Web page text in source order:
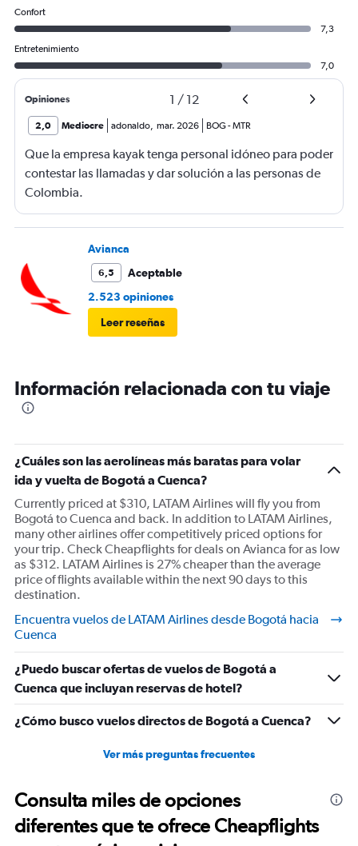
Confort
7,3
Entretenimiento
7,0
Opiniones 1 / 12
2,0 Mediocre adonaldo, mar. 2026 BOG-MTR
Que la empresa kayak tenga personal idóneo para poder
contestar las llamadas y dar solución a las personas de
Colombia.
Avianca
6,5
Aceptable
2.523 opiniones
Leer reseñas
Información relacionada con tu viaje
¿Cuáles son las aerolíneas más baratas para volar
ida y vuelta de Bogotá a Cuenca?
Currently priced at $310, LATAM Airlines will fly you from
Bogotá to Cuenca and back. In addition to LATAM Airlines,
many other airlines offer competitively priced options for
your trip. Check Cheapflights for deals on Avianca for as low
as $312. LATAM Airlines is 27% cheaper than the average
price of flights available within the next 90 days to this
destination.
Encuentra vuelos de LATAM Airlines desde Bogotá hacia
Cuenca
¿Puedo buscar ofertas de vuelos de Bogotá a
Cuenca que incluyan reservas de hotel?
¿Cómo busco vuelos directos de Bogotá a Cuenca?
Ver más preguntas frecuentes
Consulta miles de opciones
diferentes que te ofrece Cheapflights